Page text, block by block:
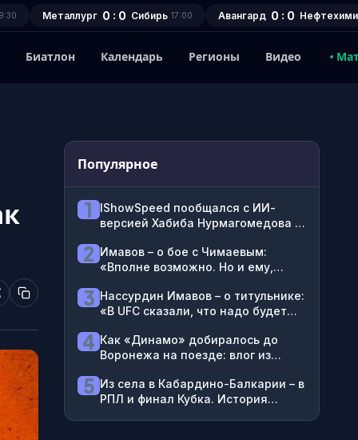
Металлург 0 : 0 Сибирь 17:00 Авангард 0 : 0
Биатлон Календарь Регионы Видео
Популярное
1
IShowSpeed пообщался с ИИ-
версией Хабиба Нурмагомедова –
блогера на 2-3 года в Дагестане
2 Имавов – о бое с Чимаевым:
«Вполне возможно. Но и ему,
надо между собой драться»
3 Нассурдин Имавов – о титульнике:
«В UFC сказали, что надо будет
Чимаева и Стрикленда
гарантирован бой за пояс»
4 Как «Динамо» добиралось до
Воронежа на поезде: влог из
5 Из села в Кабардино-Балкарии – в
РПЛ и финал Кубка. История